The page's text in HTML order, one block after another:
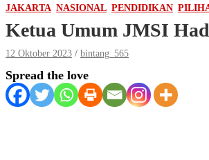
JAKARTA NASIONAL PENDIDIKAN
Ketua Umum JMSI
12 Oktober 2023 bintang_565
Spread the love